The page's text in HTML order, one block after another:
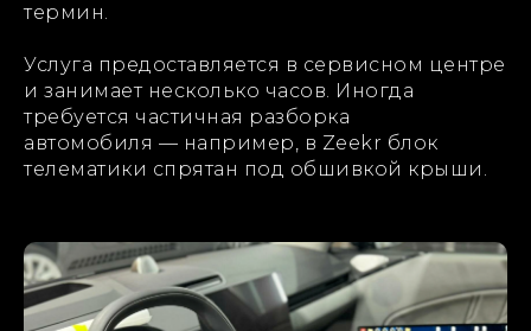
термин.
Услуга предоставляется в сервисном центре
и занимает несколько часов. Иногда
требуется частичная разборка
автомобиля — например, в Zeekr блок
телематики спрятан под обшивкой крыши.